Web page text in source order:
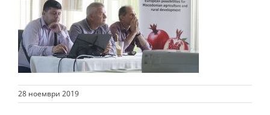
28 ноември 2019